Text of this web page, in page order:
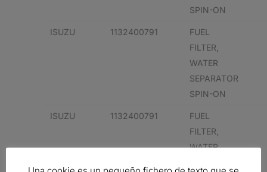
SPIN-ON
ISUZU 1132400791
FUEL
FILTER,
WATER
SEPARATOR
SPIN-ON
ISUZU 1132400791
FUEL
FILTER,
WATER